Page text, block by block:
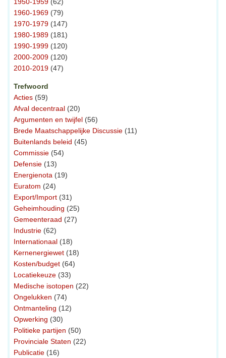
1950-1959 (62)
1960-1969 (79)
1970-1979 (147)
1980-1989 (181)
1990-1999 (120)
2000-2009 (120)
2010-2019 (47)
Trefwoord
Acties (59)
Afval decentraal (20)
Argumenten en twijfel (56)
Brede Maatschappelijke Discussie (11)
Buitenlands beleid (45)
Commissie (54)
Defensie (13)
Energienota (19)
Euratom (24)
Export/Import (31)
Geheimhouding (25)
Gemeenteraad (27)
Industrie (62)
Internationaal (18)
Kernenergiewet (18)
Kosten/budget (64)
Locatiekeuze (33)
Medische isotopen (22)
Ongelukken (74)
Ontmanteling (12)
Opwerking (30)
Politieke partijen (50)
Provinciale Staten (22)
Publicatie (16)